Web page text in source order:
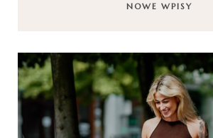
NOWE WPISY